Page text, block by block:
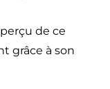
de ce
grâce à son